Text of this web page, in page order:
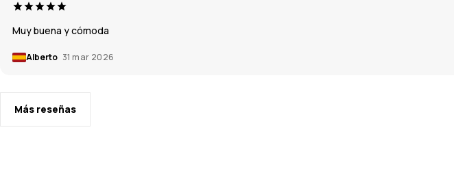
Muy buena y cómoda
Alberto 31 mar 2026
Más reseñas